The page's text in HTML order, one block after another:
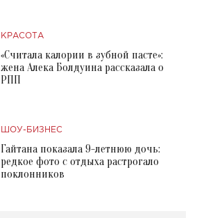
КРАСОТА
«Считала калории в зубной пасте»:
жена Алека Болдуина рассказала о
РПП
ШОУ-БИЗНЕС
Гайтана показала 9-летнюю дочь:
редкое фото с отдыха растрогало
поклонников